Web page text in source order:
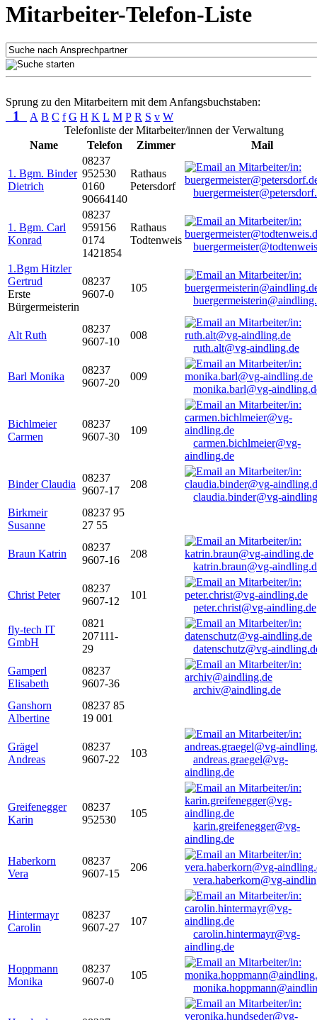
Mitarbeiter-Telefon-Liste
Sprung zu den Mitarbeitern mit dem Anfangsbuchstaben:
1 A B C f G H K L M P R S v W
Telefonliste der Mitarbeiter/innen der Verwaltung
Name
Telefon Zimmer Mail
1. Bgm. Binder
Dietrich
08237
952530
0160
90664140
Rathaus
Petersdorf
1. Bgm. Carl
Konrad
08237
959156
0174
1421854
Rathaus
Todtenweis
1.Bgm Hitzler
Gertrud
Erste
Bürgermeisterin
08237
9607-0
105
Alt Ruth
08237
9607-10
008
ruth.alt@vg-aindling.de
Barl Monika
08237
9607-20
009
monika.barl@vg-
Bichlmeier
Carmen
08237
9607-30
109
carmen.bichlmeier@vg-
aindling.de
Binder Claudia
08237
9607-17
208
claudia.binder@vg-
Birkmeir
Susanne
08237 95
27 55
Braun Katrin
08237
9607-16
208
katrin.braun@vg-
Christ Peter
08237
9607-12
101
peter.christ@vg-aindling.de
fly-tech IT
GmbH
0821
207111-
29
datenschutz@vg-
Gamperl
Elisabeth
08237
9607-36
archiv@aindling.de
Ganshorn
Albertine
08237 85
19 001
Grägel
Andreas
08237
9607-22
103
andreas.graegel@vg-
aindling.de
Greifenegger
Karin
08237
952530
105
karin.greifenegger@vg-
aindling.de
Haberkorn
Vera
08237
9607-15
206
vera.haberkorn@vg-
Hintermayr
Carolin
08237
9607-27
107
carolin.hintermayr@vg-
aindling.de
Hoppmann
Monika
08237
9607-0
105